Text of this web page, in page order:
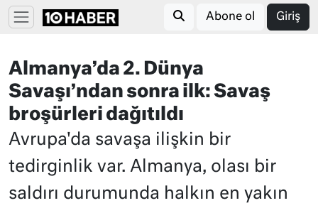
Abone ol Giriş
Almanya’da 2. Dünya
Savaşı’ndan sonra ilk: Savaş
broşürleri dağıtıldı
Avrupa'da savaşa ilişkin bir
tedirginlik var. Almanya, olası bir
saldırı durumunda halkın en yakın